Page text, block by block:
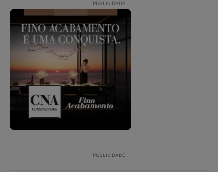
PUBLICIDADE
PUBLICIDADE